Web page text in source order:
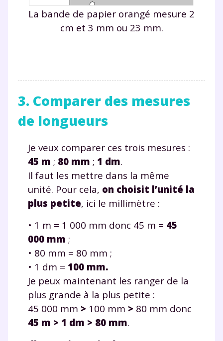
La bande de papier orangé mesure 2
cm et 3 mm ou 23 mm.
3. Comparer des mesures
de longueurs
Je veux comparer ces trois mesures :
45 m ; 80 mm ; 1 dm.
Il faut les mettre dans la même
unité. Pour cela, on choisit l’unité la
plus petite, ici le millimètre :
• 1 m = 1 000 mm donc 45 m = 45
000 mm ;
• 80 mm = 80 mm ;
• 1 dm = 100 mm.
Je peux maintenant les ranger de la
plus grande à la plus petite :
45 000 mm > 100 mm > 80 mm donc
45 m > 1 dm > 80 mm.